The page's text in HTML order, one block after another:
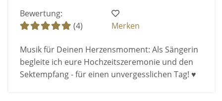
Bewertung:
(4)
Merken
Musik für Deinen Herzensmoment: Als Sängerin
begleite ich eure Hochzeitszeremonie und den
Sektempfang - für einen unvergesslichen Tag! ♥